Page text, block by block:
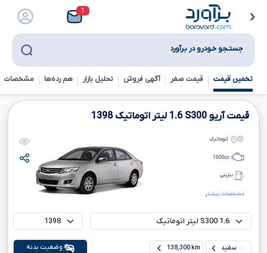
1
جستـجو خـودرو در بـرآورد
تخمین قیمت قیمت صفر آگهی فروش تحلیل بازار هم رده‌ها‌ مشخصات
قیمت آریو S300
1.6 لیتر اتوماتیک1398
مشخصات بیشتر
اتوماتیک
1600cc
بنزینی
سفید 138,300 km وضعیت بدنه